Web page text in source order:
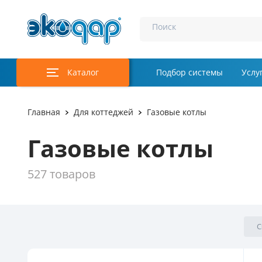
Поиск
Каталог Подбор системы
Главная Для коттеджей Газовые котлы
Газовые котлы
527 товаров